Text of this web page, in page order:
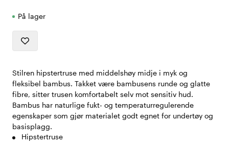
På lager
Stilren hipstertruse med middelshøy midje i myk og
fleksibel bambus. Takket være bambusens runde og glatte
fibre, sitter trusen komfortabelt selv mot sensitiv hud.
Bambus har naturlige fukt- og temperaturregulerende
egenskaper som gjør materialet godt egnet for undertøy og
basisplagg.
Hipstertruse